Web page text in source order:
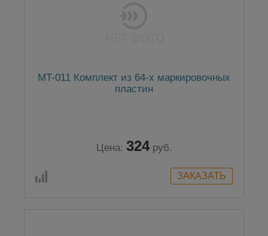
MT-011 Комплект из 64-х маркировочных
пластин
Цена: 324 руб.